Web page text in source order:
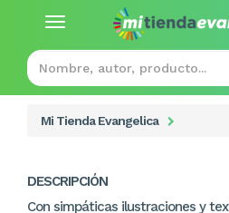
Toggle
Mi Tienda Evangelica
DESCRIPCIÓN
Con simpáticas ilustraciones y